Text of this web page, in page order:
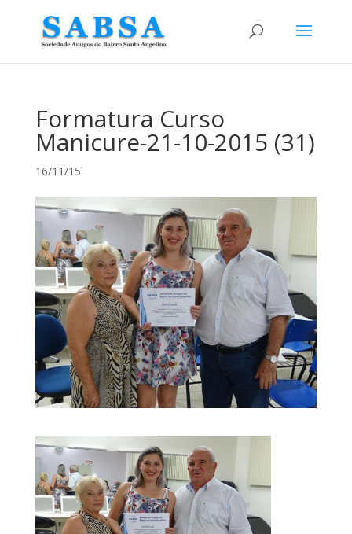
Formatura Curso
Manicure-21-10-2015 (31)
16/11/15